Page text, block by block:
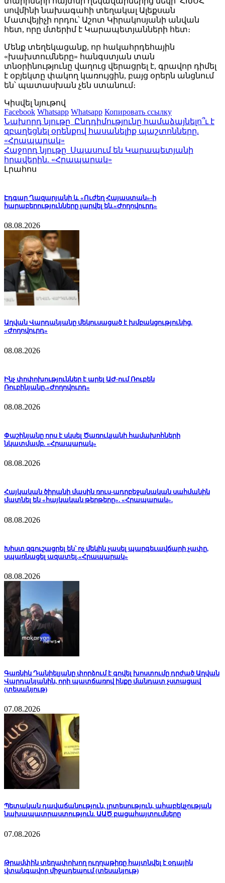
սովմինի նախագահի տեղակալ Ալեքսան
Մատվեյիչի որդու՝ Աշոտ Կիրակոսյանի անվան
հետ, որը մտերիմ է Կարապետյանների հետ։
Մենք տեղեկացանք, որ հակահրդեհային
«խախտումները» հանգստյան տան
տնօրինությունը վաղուց վերացրել է, գրավոր դիմել
է օբյեկտը փակող կառույցին, բայց օրերն անցնում
են՝ պատասխան չեն ստանում։
Կիսվել նյութով
Facebook Whatsapp Whatsapp Копировать ссылку
Նախորդ նյութը Ընդդիմությունը համաձայնելո՞ւ է
զբաղեցնել օրենքով հասանելիք պաշտոնները.
«Հրապարակ»
Հաջորդ նյութը Սպասում են Կարապետյանի
հրավերին. «Հրապարակ»
Լրահոս
Էդգար Ղազարյանի և «Ուժեղ Հայաստան»-ի
հարաբերությունները լարվել են.«Ժողովուրդ»
08.08.2026
Աղվան Վարդանյանը մեկուսացած է խմբակցությունից.
«Ժողովուրդ»
08.08.2026
Ինչ փոփոխություններ է արել ԱԺ-ում Ռուբեն
Ռուբինյանը.«Ժողովուրդ»
08.08.2026
Փաշինյանը որս է սկսել Ծառուկյանի համախոհների
նկատմամբ. «Հրապարակ»
08.08.2026
Հայկական ծիրանի մասին ռուս-ադրբեջանական սահմանին
մատնել են «հայկական թերթերը». «Հրապարակ».
08.08.2026
Խիստ զգուշացրել են՝ ոչ մեկին չասել պարգեւավճարի չափը,
սպառնացել ազատել.«Հրապարակ»
08.08.2026
Գառնիկ Դանիելյանը փորձում է գովել խոստումը դրժած Աղվան
Վարդանյանին, որի պատճառով ինքը մանդատ չստացավ
(տեսանյութ)
07.08.2026
Պետական դավաճանություն, լրտեսություն, ահաբեկչության
նախապատրաստություն. ԱԱԾ բացահայտումները
07.08.2026
Թրամփին տեղափոխող ուղղաթիռը հայտնվել է օդային
վտանգավոր միջադեպում (տեսանյութ)